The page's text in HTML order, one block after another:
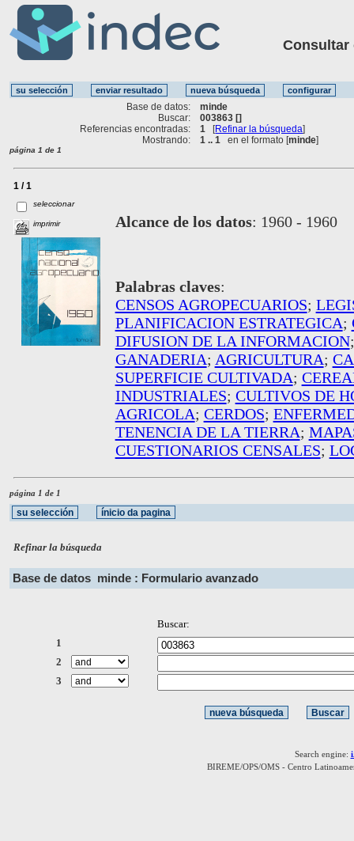
Consultar
Base de datos:
minde
Buscar:
003863 []
Referencias encontradas:
1 [Refinar la búsqueda]
Mostrando:
1 .. 1 en el formato [minde]
página 1 de 1
1 / 1
seleccionar
imprimir Alcance de los datos: 1960 - 1960
Palabras claves:
CENSOS AGROPECUARIOS;
PLANIFICACION ESTRATEGICA;
DIFUSION DE LA INFORMACION
GANADERIA; AGRICULTURA;
SUPERFICIE CULTIVADA;
INDUSTRIALES; CULTIVOS DE
AGRICOLA; CERDOS;
TENENCIA DE LA TIERRA;
CUESTIONARIOS CENSALES;
página 1 de 1
Refinar la búsqueda
Base de datos minde : Formulario avanzado
Buscar:
1
2
3
Search engine:
BIREME/OPS/OMS - Centro